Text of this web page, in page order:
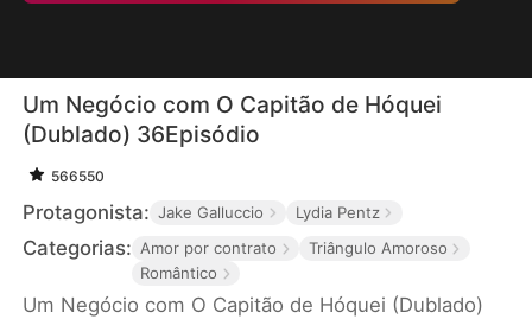
Um Negócio com O Capitão de Hóquei
(Dublado) 36Episódio
566550
Protagonista: Jake Galluccio Lydia Pentz
Categorias: Amor por contrato
Triângulo Amoroso
Romântico
Um Negócio com O Capitão de Hóquei (Dublado)